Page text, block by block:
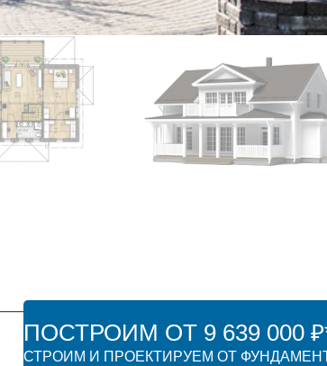
ПОСТРОИМ ОТ 9 639 000
СТРОИМ И ПРОЕКТИРУЕМ ОТ